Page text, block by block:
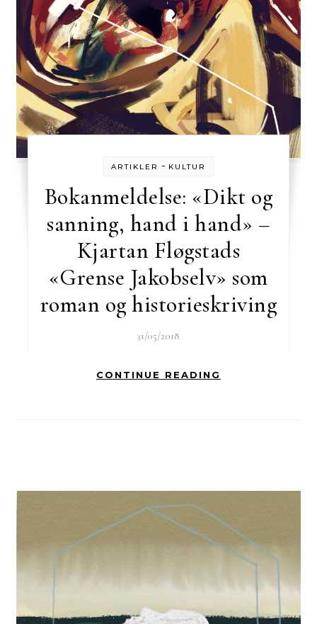
ARTIKLER - KULTUR
Bokanmeldelse: «Dikt og
sanning, hand i hand» –
Kjartan Fløgstads
«Grense Jakobselv» som
roman og historieskriving
31/05/2018
CONTINUE READING